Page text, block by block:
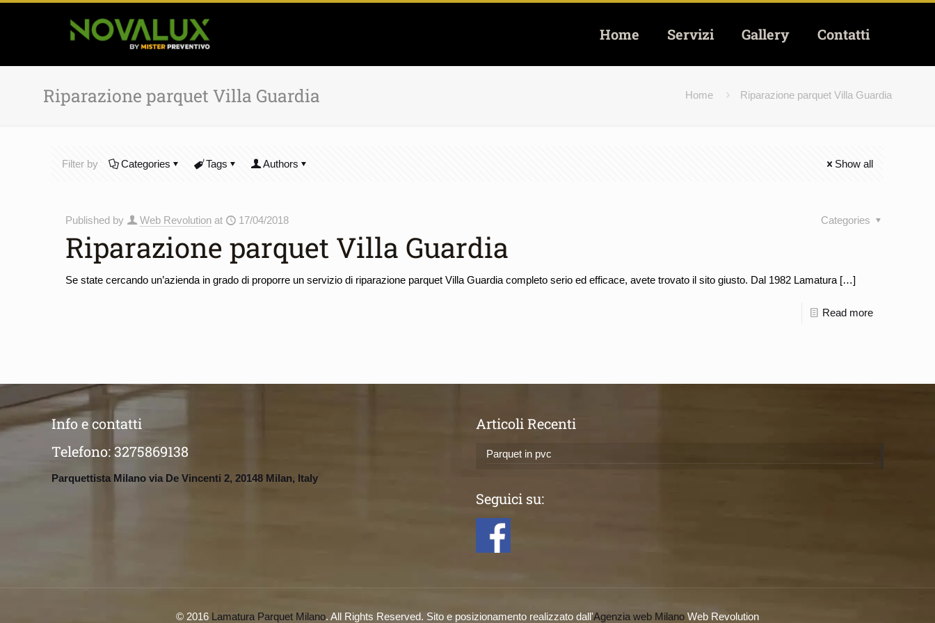
Home Servizi Gallery Contatti
Riparazione parquet Villa Guardia Home Riparazione parquet Villa Guardia
Filter by Categories Tags Authors Show all
Published by Web Revolution at 17/04/2018 Categories
Riparazione parquet Villa Guardia
Se state cercando un’azienda in grado di proporre un servizio di riparazione parquet Villa Guardia completo serio ed efficace, avete trovato il sito giusto. Dal 1982 Lamatura […]
Read more
Info e contatti
Telefono:3275869138
Parquettista Milano via De Vincenti 2, 20148 Milan, Italy
Articoli Recenti
Parquet in pvc
Seguici su:
© 2016 Lamatura Parquet Milano. All Rights Reserved. Sito e posizionamento realizzato dall'Agenzia web Milano Web Revolution